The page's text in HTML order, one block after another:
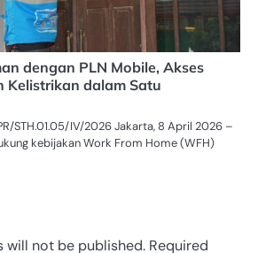
dengan PLN Mobile, Akses
Kelistrikan dalam Satu
STH.01.05/IV/2026 Jakarta, 8 April 2026 –
kebijakan Work From Home (WFH)
will not be published. Required